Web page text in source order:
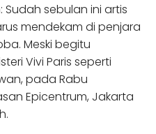
sebulan ini artis
mendekam di penjara
Meski begitu
Vivi Paris seperti
pada Rabu
Epicentrum, Jakarta